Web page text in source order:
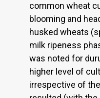
common wheat
blooming and
husked wheats
milk ripeness
was noted for
higher level of
irrespective of